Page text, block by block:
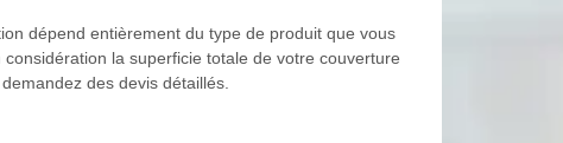
dépend entièrement du type de produit que vous
la superficie totale de votre couverture
des devis détaillés.